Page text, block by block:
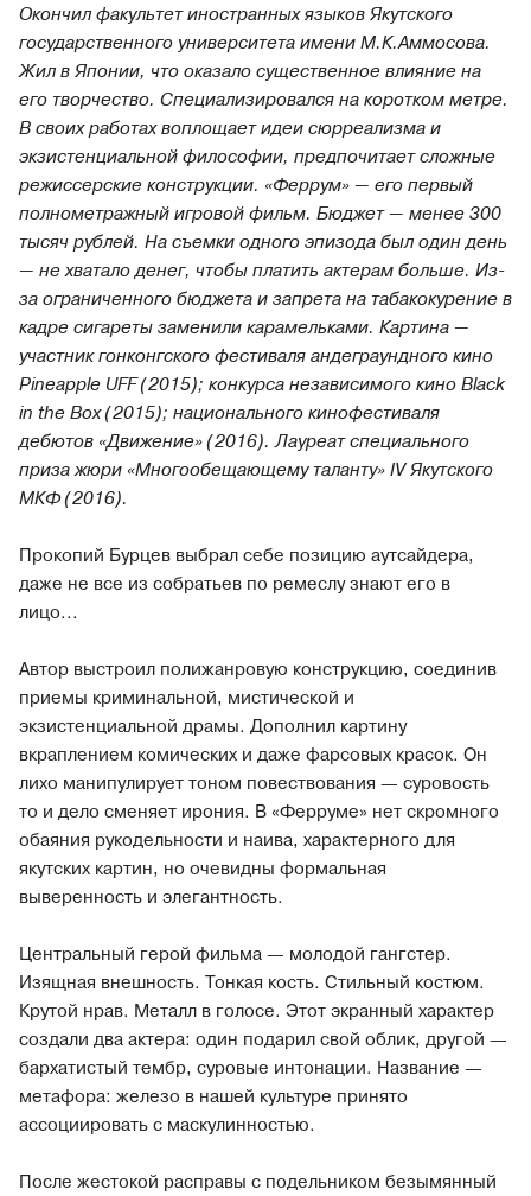
Окончил факультет иностранных языков Якутского
государственного университета имени М.К.Аммосова.
Жил в Японии, что оказало существенное влияние на
его творчество. Специализировался на коротком метре.
В своих работах воплощает идеи сюрреализма и
экзистенциальной философии, предпочитает сложные
режиссерские конструкции. «Феррум» — его первый
полнометражный игровой фильм. Бюджет — менее 300
тысяч рублей. На съемки одного эпизода был один день
— не хватало денег, чтобы платить актерам больше. Из-
за ограниченного бюджета и запрета на табакокурение в
кадре сигареты заменили карамельками. Картина —
участник гонконгского фестиваля андеграундного кино
Pineapple UFF (2015); конкурса независимого кино Black
in the Box (2015); национального кинофестиваля
дебютов «Движение» (2016). Лауреат специального
приза жюри «Многообещающему таланту» IV Якутского
МКФ (2016).
Прокопий Бурцев выбрал себе позицию аутсайдера,
даже не все из собратьев по ремеслу знают его в
лицо...
Автор выстроил полижанровую конструкцию, соединив
приемы криминальной, мистической и
экзистенциальной драмы. Дополнил картину
вкраплением комических и даже фарсовых красок. Он
лихо манипулирует тоном повествования — суровость
то и дело сменяет ирония. В «Ферруме» нет скромного
обаяния рукодельности и наива, характерного для
якутских картин, но очевидны формальная
выверенность и элегантность.
Центральный герой фильма — молодой гангстер.
Изящная внешность. Тонкая кость. Стильный костюм.
Крутой нрав. Металл в голосе. Этот экранный характер
создали два актера: один подарил свой облик, другой —
бархатистый тембр, суровые интонации. Название —
метафора: железо в нашей культуре принято
ассоциировать с маскулинностью.
После жестокой расправы с подельником безымянный